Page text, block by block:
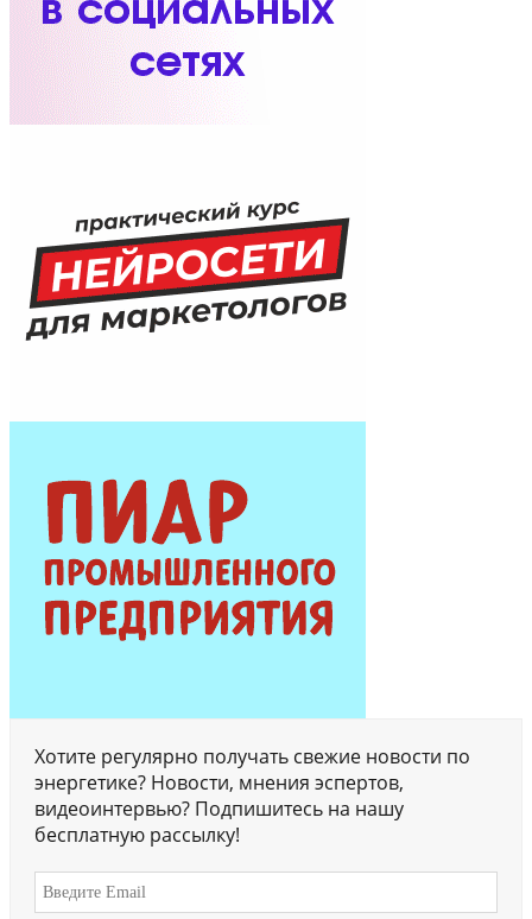
Хотите регулярно получать свежие новости по
энергетике? Новости, мнения эспертов,
видеоинтервью? Подпишитесь на нашу
бесплатную рассылку!